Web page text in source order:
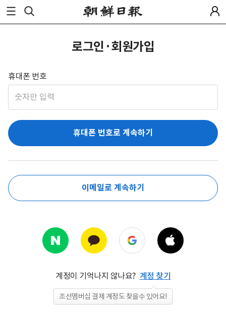
로그인·회원가입
휴대폰 번호
휴대폰 번호로 계속하기
이메일로 계속하기
계정이 기억나지 않나요? 계정 찾기
조선멤버십 결제 계정도 찾을수 있어요!